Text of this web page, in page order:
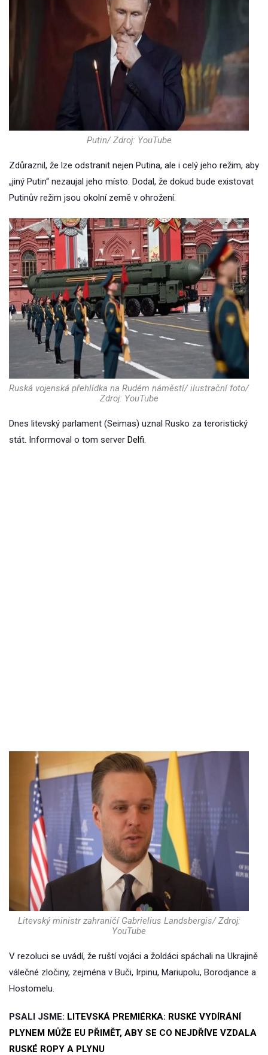
Putin/ Zdroj: YouTube
Zdůraznil, že lze odstranit nejen Putina, ale i celý jeho režim, aby
„jiný Putin“ nezaujal jeho místo. Dodal, že dokud bude existovat
Putinův režim jsou okolní země v ohrožení.
Ruská vojenská přehlídka na Rudém náměstí/ ilustrační foto/
Zdroj: YouTube
Dnes litevský parlament (Seimas) uznal Rusko za teroristický
stát. Informoval o tom server Delfi
Litevský ministr zahraničí Gabrielius Landsbergis/ Zdroj:
YouTube
V rezoluci se uvádí, že ruští vojáci a žoldáci spáchali na Ukrajině
válečné zločiny, zejména v Buči, Irpinu, Mariupolu, Borodjance a
Hostomelu.
PSALI JSME: LITEVSKÁ PREMIÉRKA: RUSKÉ VYDÍRÁNÍ
PLYNEM MŮŽE EU PŘIMĚT, ABY SE СO NEJDŘÍVE VZDALA
RUSKÉ ROPY A PLYNU